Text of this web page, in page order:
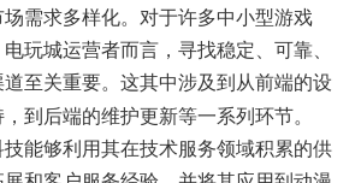
需求多样化。对于许多中小型游戏
玩城运营者而言，寻找稳定、可靠、
道至关重要。这其中涉及到从前端的设
到后端的维护更新等一系列环节。
能够利用其在技术服务领域积累的供